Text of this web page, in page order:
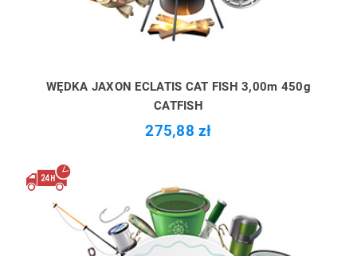
WĘDKA JAXON ECLATIS CAT FISH 3,00m 450g
CATFISH
275,88 zł